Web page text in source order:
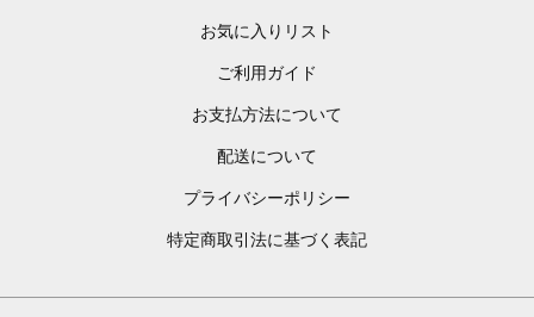
お気に入りリスト
ご利用ガイド
お支払方法について
配送について
プライバシーポリシー
特定商取引法に基づく表記